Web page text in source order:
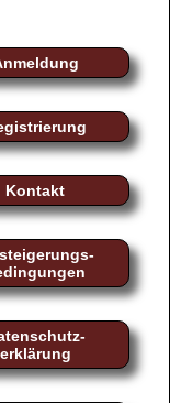
Kontakt
erklärung